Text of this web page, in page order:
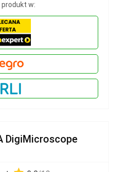
w:
DigiMicroscope